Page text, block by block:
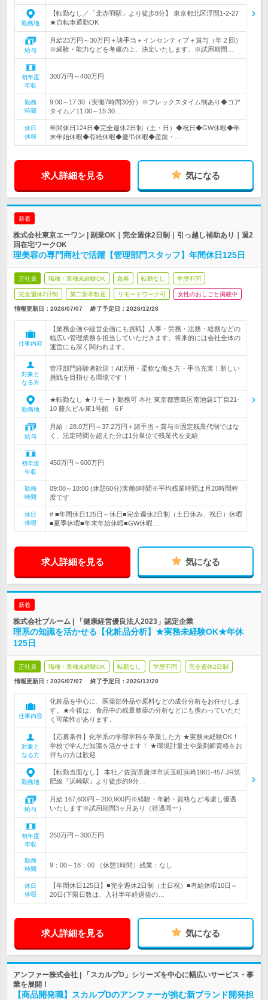
勤務地
【転勤なし／「北赤羽駅」より徒歩8分】 東京都北区浮間1-2-27
★自転車通勤OK
給与
月給23万円～30万円＋諸手当＋インセンティブ＋賞与（年２回）
※経験・能力などを考慮の上、決定いたします。※試用期間…
初年度
年収
300万円～400万円
勤務
時間
9:00～17:30（実働7時間30分）※フレックスタイム制あり◆コア
タイム／11:00～15:30…
休日
休暇
年間休日124日◆完全週休2日制（土・日）◆祝日◆GW休暇◆年
末年始休暇◆有給休暇◆慶弔休暇◆産前・…
求人詳細を見る 気になる
新着
株式会社東京エーワン | 副業OK｜完全週休2日制｜引っ越し補助あり｜週2
回在宅ワークOK
理美容の専門商社で活躍【管理部門スタッフ】年間休日125日
正社員 職種・業種未経験OK 急募 転勤なし 学歴不問
完全週休2日制 第二新卒歓迎 リモートワーク可 女性のおしごと掲載中
情報更新日：2026/07/07 終了予定日： 2026/12/28
仕事内容
【業務企画や経営企画にも挑戦】人事・労務・法務・総務などの
幅広い管理業務を担当していただきます。将来的には会社全体の
運営にも深く関われます。
対象と
なる方
管理部門経験者歓迎！AI活用・柔軟な働き方・手当充実！新しい
挑戦を目指せる環境です！
勤務地
★転勤なし ★リモート勤務可 本社 東京都豊島区南池袋1丁目21-
10 藤久ビル東1号館 6Ｆ
給与
月給：28.0万円～37.2万円＋諸手当＋賞与※固定残業代制ではな
く、法定時間を超えた分は1分単位で残業代を支給
初年度
年収
450万円～600万円
勤務
時間
09:00～18:00 (休憩60分)実働8時間※平均残業時間は月20時間程
度です
休日
休暇
# ■年間休日125日～休日■完全週休2日制（土日休み、祝日）休暇
■夏季休暇■年末年始休暇■GW休暇…
求人詳細を見る 気になる
新着
株式会社ブルーム | 「健康経営優良法人2023」認定企業
理系の知識を活かせる【化粧品分析】★実務未経験OK★年休
125日
正社員 職種・業種未経験OK 転勤なし 学歴不問 完全週休2日制
情報更新日：2026/07/07 終了予定日： 2026/12/28
仕事内容
化粧品を中心に、医薬部外品や原料などの成分分析をお任せしま
す。★今後は、食品中の残量農薬の分析などにも携わっていただ
く可能性があります。
対象と
なる方
【応募条件】化学系の学部学科を卒業した方 ★実務未経験OK！
学校で学んだ知識を活かせます！ ★環境計量士や薬剤師資格をお
持ちの方は歓迎
勤務地
【転勤当面なし】 本社／佐賀県唐津市浜玉町浜崎1901-457 JR筑
肥線『浜崎駅』より徒歩約9分…
給与
月給 167,600円～200,900円※経験・年齢・資格など考慮し優遇
いたします※試用期間3ヶ月あり（待遇同一）
初年度
年収
250万円～300万円
勤務
時間
9：00～18：00 （休憩1時間）残業：なし
休日
休暇
【年間休日125日】■完全週休2日制（土日祝）■有給休暇10日～
20日(下限日数は、入社半年経過後の…
求人詳細を見る 気になる
アンファー株式会社 | 「スカルプD」シリーズを中心に幅広いサービス・事
業を展開！
【商品開発職】スカルプDのアンファーが挑む新ブランド開発担